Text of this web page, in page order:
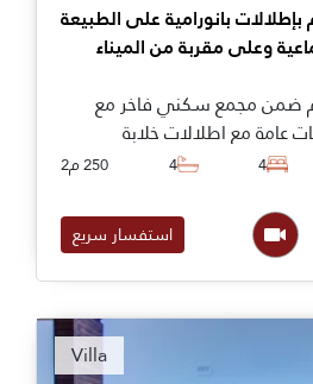
بانورامية على الطبيعة
وعلى مقربة من الميناء
ضمن مجمع سكني فاخر مع
عامة مع اطلالات خلابة
في موقع رائع على تلة
الفيلا مثالية للسكن
في تركيا. الفلل بأحجام
المرافق المحلية ووسائل
من بالمرينا بودروم ووسط
4
4 250 م2
استفسار سريع
Villa